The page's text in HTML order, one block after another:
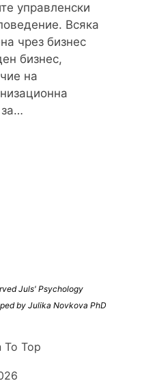
управленски
Всяка
чрез бизнес
бизнес,
на
Juls' Psychology
by Julika Novkova PhD
To Top